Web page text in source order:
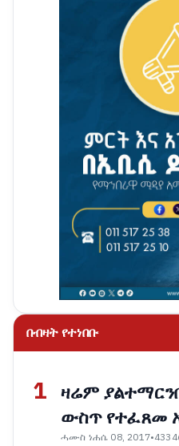
በብዛት የተነበቡ
1 ዛሬም
ውስጥ የተፈጸመ
ሓሙስ ነሐሴ 08, 2017•